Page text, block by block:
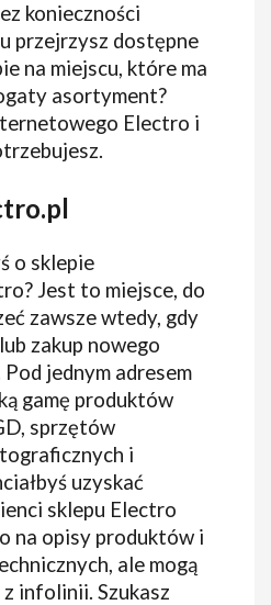
konieczności
przejrzysz dostępne
na miejscu, które ma
asortyment?
Electro i
o sklepie
Jest to miejsce, do
zawsze wtedy, gdy
zakup nowego
jednym adresem
gamę produktów
sprzętów
i
uzyskać
sklepu Electro
na opisy produktów i
ale mogą
infolinii. Szukasz